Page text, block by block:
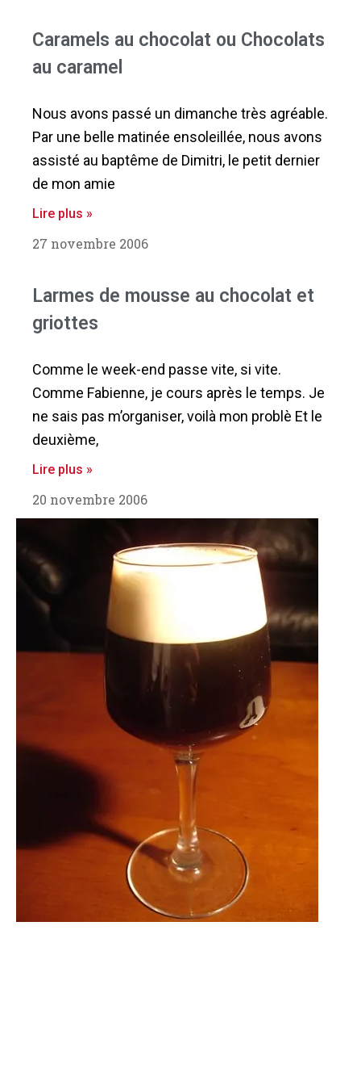
Caramels au chocolat ou Chocolats
au caramel
Nous avons passé un dimanche très agréable.
Par une belle matinée ensoleillée, nous avons
assisté au baptême de Dimitri, le petit dernier
de mon amie
Lire plus »
27 novembre 2006
Larmes de mousse au chocolat et
griottes
Comme le week-end passe vite, si vite.
Comme Fabienne, je cours après le temps. Je
ne sais pas m’organiser, voilà mon problè Et le
deuxième,
Lire plus »
20 novembre 2006